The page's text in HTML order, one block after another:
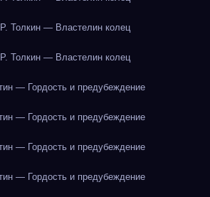
Толкин — Властелин колец
Толкин — Властелин колец
— Гордость и предубеждение
— Гордость и предубеждение
— Гордость и предубеждение
— Гордость и предубеждение